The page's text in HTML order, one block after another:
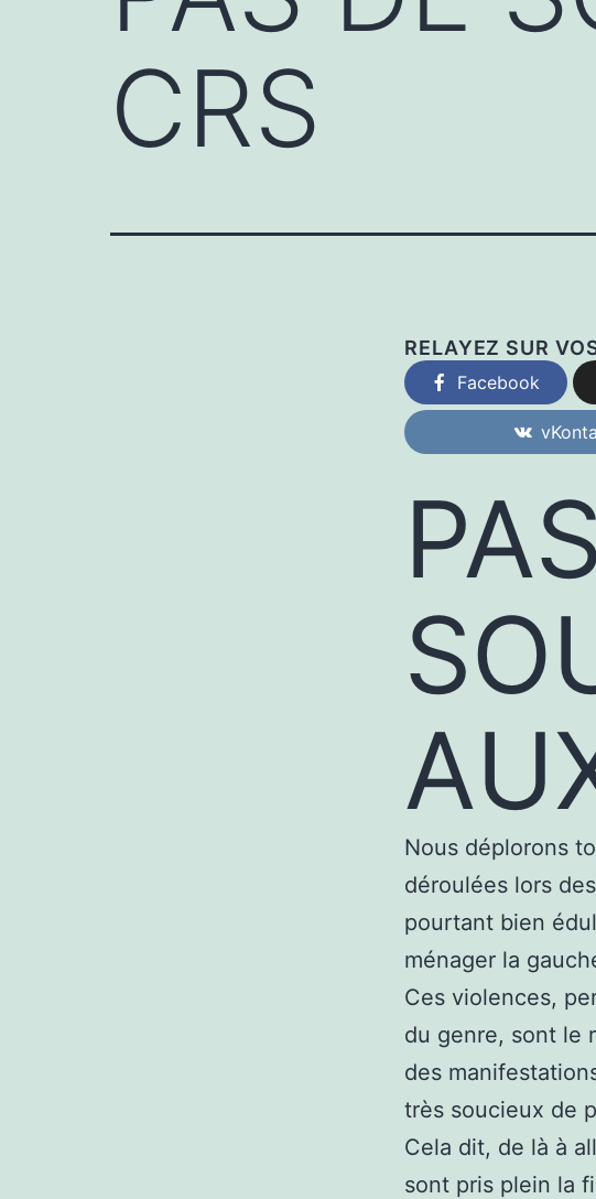
CRS
RELAYEZ SUR
Facebook
Nous déplorons
déroulées lors
pourtant bien
ménager la
Ces violences,
du genre, sont le
des
très soucieux de
Cela dit, de là à
sont pris plein la